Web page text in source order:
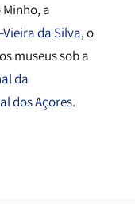
a
Vieira da Silva, o
museus sob a
da
dos Açores.